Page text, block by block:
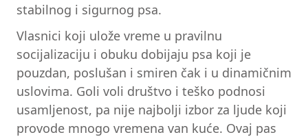
stabilnog i sigurnog psa.
Vlasnici koji ulože vreme u pravilnu
socijalizaciju i obuku dobijaju psa koji je
pouzdan, poslušan i smiren čak i u dinamičnim
uslovima. Goli voli društvo i teško podnosi
usamljenost, pa nije najbolji izbor za ljude koji
provode mnogo vremena van kuće. Ovaj pas